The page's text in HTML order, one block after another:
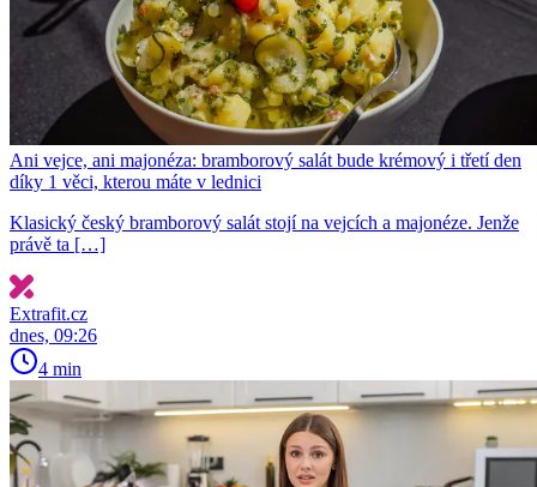
Ani vejce, ani majonéza: bramborový salát bude krémový i třetí den
díky 1 věci, kterou máte v lednici
Klasický český bramborový salát stojí na vejcích a majonéze. Jenže
právě ta […]
Extrafit.cz
dnes, 09:26
4 min